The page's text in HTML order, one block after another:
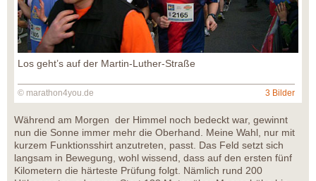
Los geht’s auf der Martin-Luther-Straße
© marathon4you.de 3 Bilder
Während am Morgen der Himmel noch bedeckt war, gewinnt
nun die Sonne immer mehr die Oberhand. Meine Wahl, nur mit
kurzem Funktionsshirt anzutreten, passt. Das Feld setzt sich
langsam in Bewegung, wohl wissend, dass auf den ersten fünf
Kilometern die härteste Prüfung folgt. Nämlich rund 200